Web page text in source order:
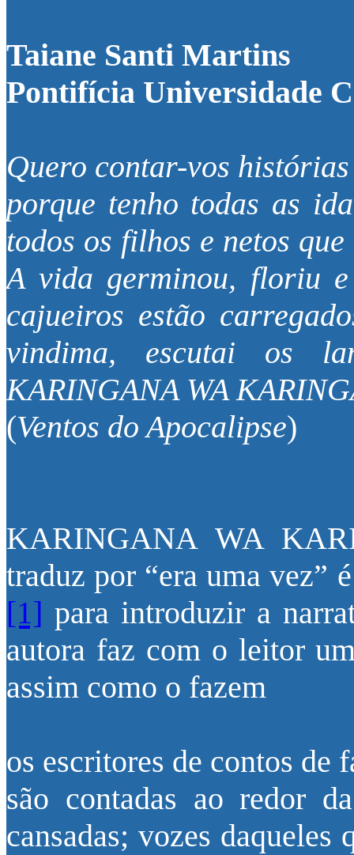
Taiane Santi Martins
Pontifícia Universidade
Quero contar-vos
porque tenho todas as
todos os filhos e netos
A vida germinou, floriu
cajueiros estão
vindima, escutai os
KARINGANA WA
(Ventos do Apocalipse)
KARINGANA WA
traduz por “era uma vez”
[1] para introduzir a
autora faz com o leitor
assim como o fazem
os escritores de contos de
são contadas ao redor
cansadas; vozes